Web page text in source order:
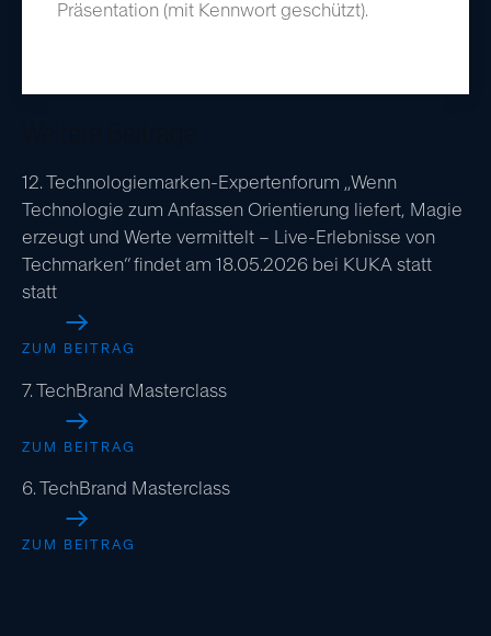
Präsentation (mit Kennwort geschützt).
12. Technologiemarken-Expertenforum „Wenn
Technologie zum Anfassen Orientierung liefert, Magie
erzeugt und Werte vermittelt – Live-Erlebnisse von
Techmarken“ findet am 18.05.2026 bei KUKA statt
statt
ZUM BEITRAG
7. TechBrand Masterclass
ZUM BEITRAG
6. TechBrand Masterclass
ZUM BEITRAG